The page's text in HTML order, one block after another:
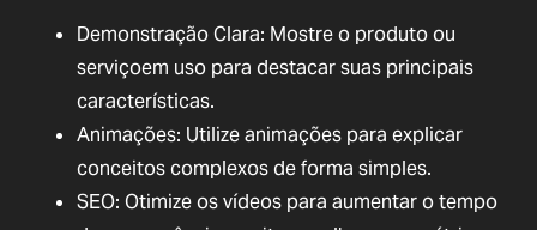
Demonstração Clara: Mostre o produto ou
serviçoem uso para destacar suas principais
características.
Animações: Utilize animações para explicar
conceitos complexos de forma simples.
SEO: Otimize os vídeos para aumentar o tempo